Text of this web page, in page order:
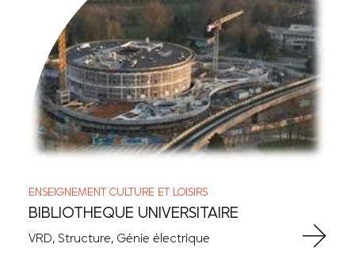
ENSEIGNEMENT CULTURE ET LOISIRS
BIBLIOTHEQUE UNIVERSITAIRE
VRD, Structure, Génie électrique